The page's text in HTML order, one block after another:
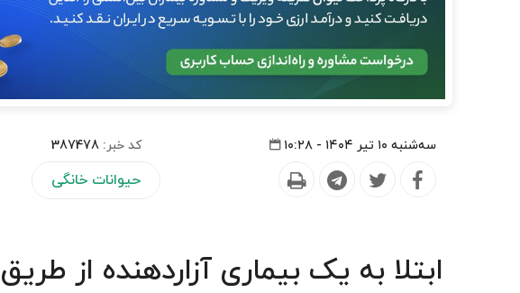
سه‌شنبه ۱۰ تیر ۱۴۰۴ - ۱۰:۲۸ کد خبر:387478
حیوانات خانگی
ابتلا به یک بیماری آزاردهنده از